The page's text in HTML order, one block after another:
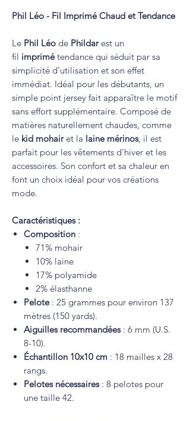
Phil Léo - Fil Imprimé Chaud et Tendance
Le Phil Léo de Phildarest un
fil imprimétendance qui séduit par sa
simplicité d'utilisation et son effet
immédiat. Idéal pour les débutants, un
simple point jersey fait apparaître le motif
sans effort supplémentaire. Composé de
matières naturellement chaudes, comme
le kid mohairet la laine mérinos, il est
parfait pour les vêtements d'hiver et les
accessoires. Son confort et sa chaleur en
font un choix idéal pour vos créations
mode.
Caractéristiques :
Composition :
71% mohair
10% laine
17% polyamide
2% élasthanne
Pelote: 25 grammes pour environ 137
mètres (150 yards).
Aiguilles recommandées: 6 mm (U.S.
8-10).
Échantillon 10x10 cm : 18 mailles x 28
rangs.
Pelotes nécessaires: 8 pelotes pour
une taille 42.